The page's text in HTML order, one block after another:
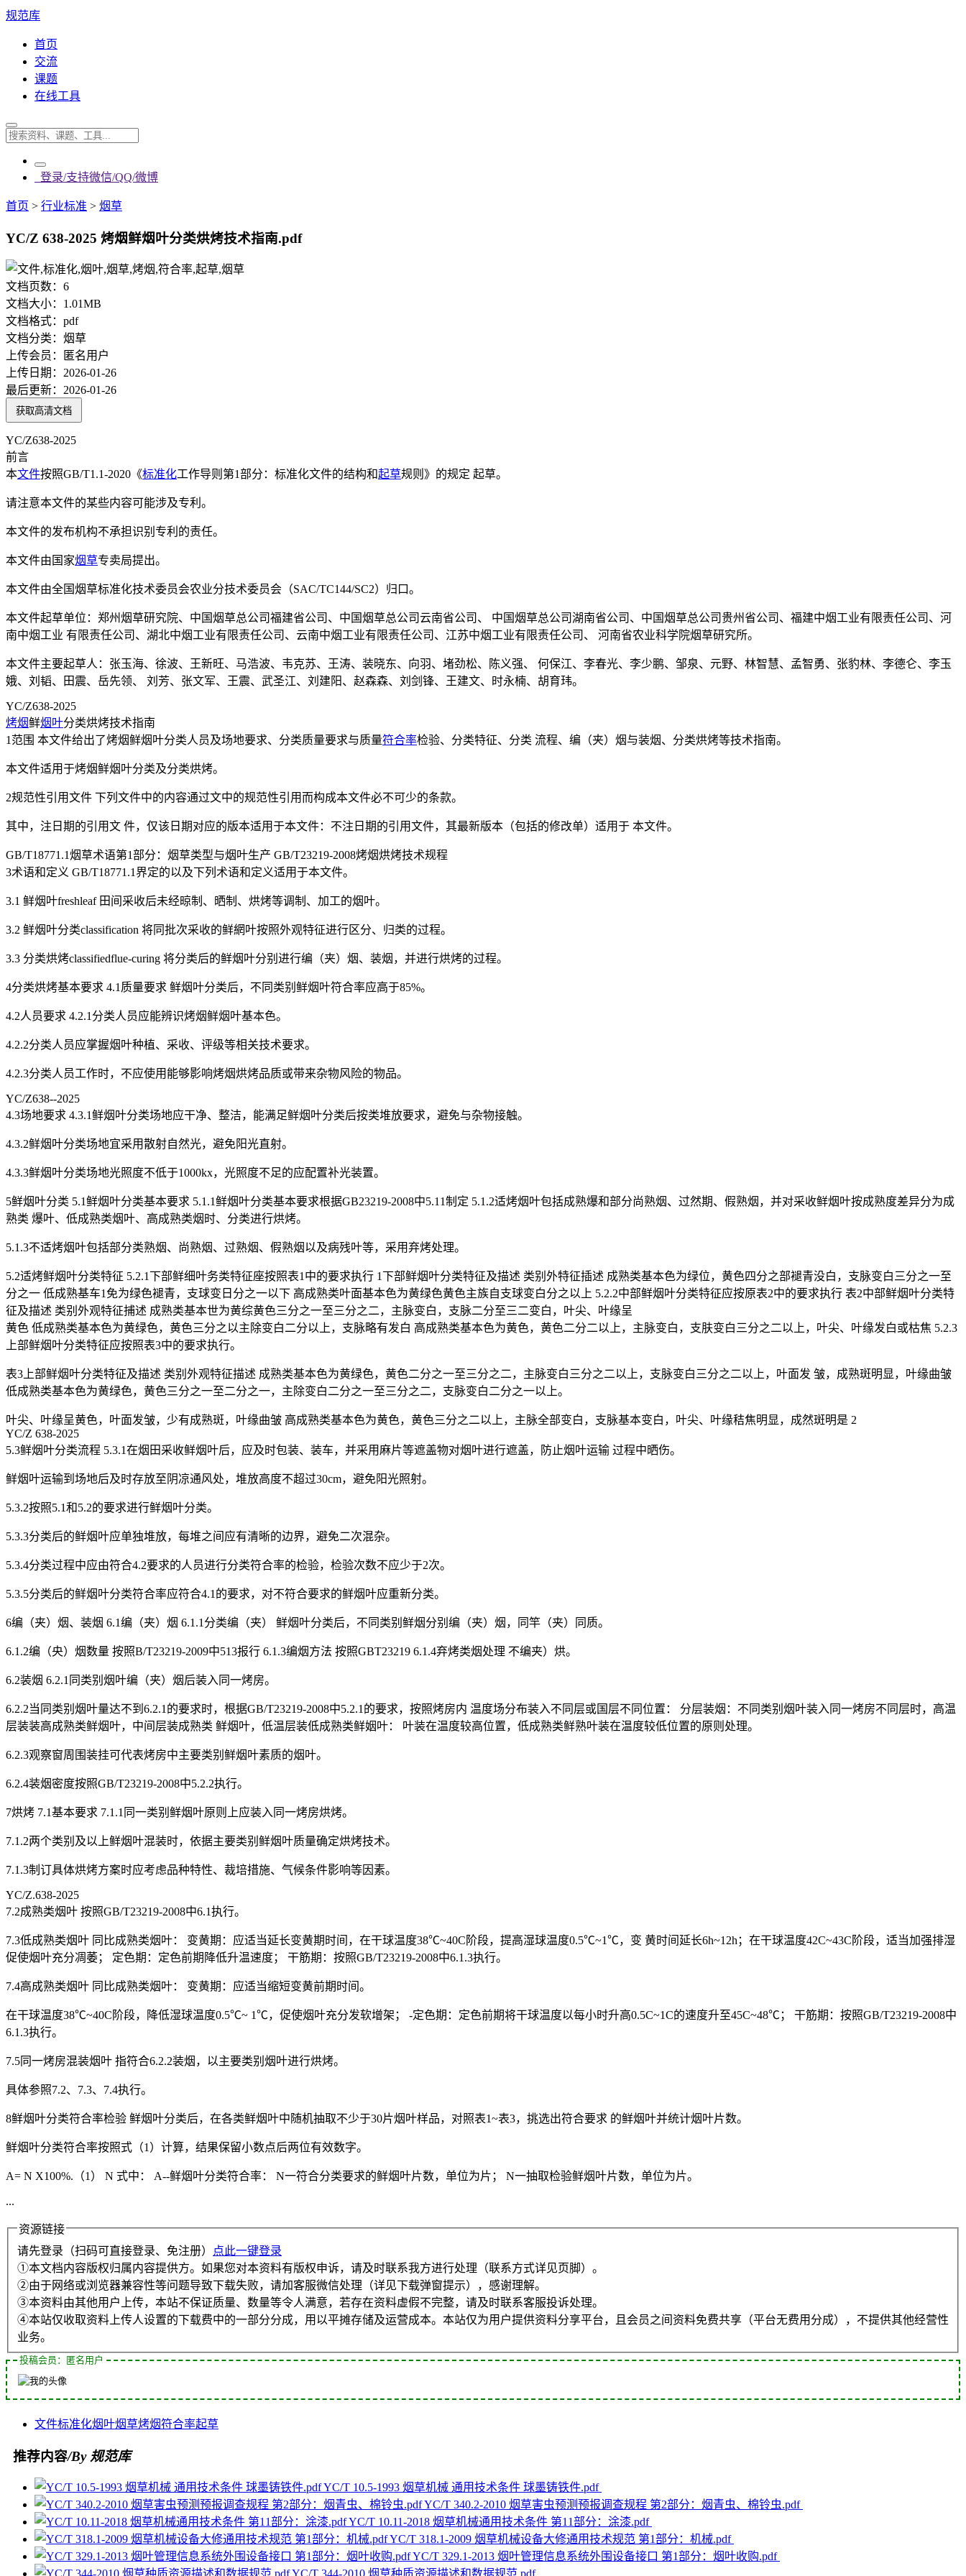
规范库
首页
交流
课题
在线工具
登录/支持微信/QQ/微博
首页 > 行业标准 > 烟草
YC/Z 638-2025 烤烟鲜烟叶分类烘烤技术指南.pdf
文档页数： 6
文档大小： 1.01MB
文档格式： pdf
文档分类： 烟草
上传会员：
匿名用户
上传日期： 2026-01-26
最后更新： 2026-01-26
获取高清文档
YC/Z638-2025
前言
本文件按照GB/T1.1-2020《标准化工作导则第1部分：标准化文件的结构和起草规则》的规定 起草。
请注意本文件的某些内容可能涉及专利。
本文件的发布机构不承担识别专利的责任。
本文件由国家烟草专卖局提出。
本文件由全国烟草标准化技术委员会农业分技术委员会（SAC/TC144/SC2）归口。
本文件起草单位：郑州烟草研究院、中国烟草总公司福建省公司、中国烟草总公司云南省公司、 中国烟草总公司湖南省公司、中国烟草总公司贵州省公司、福建中烟工业有限责任公司、河
南中烟工业 有限责任公司、湖北中烟工业有限责任公司、云南中烟工业有限责任公司、江苏中烟工业有限责任公司、 河南省农业科学院烟草研究所。
本文件主要起草人：张玉海、徐波、王新旺、马浩波、韦克苏、王涛、装晓东、向羽、堵劲松、陈义强、 何保江、李春光、李少鹏、邹泉、元野、林智慧、孟智勇、张豹林、李德仑、李玉
娥、刘韬、田震、岳先领、 刘芳、张文军、王震、武圣江、刘建阳、赵森森、刘剑锋、王建文、时永楠、胡育玮。
YC/Z638-2025
烤烟鲜烟叶分类烘烤技术指南
1范围 本文件给出了烤烟鲜烟叶分类人员及场地要求、分类质量要求与质量符合率检验、分类特征、分类 流程、编（夹）烟与装烟、分类烘烤等技术指南。
本文件适用于烤烟鲜烟叶分类及分类烘烤。
2规范性引用文件 下列文件中的内容通过文中的规范性引用而构成本文件必不可少的条款。
其中，注日期的引用文 件，仅该日期对应的版本适用于本文件：不注日期的引用文件，其最新版本（包括的修改单）适用于 本文件。
GB/T18771.1烟草术语第1部分：烟草类型与烟叶生产 GB/T23219-2008烤烟烘烤技术规程
3术语和定义 GB/T18771.1界定的以及下列术语和定义适用于本文件。
3.1 鲜烟叶freshleaf 田间采收后未经晾制、晒制、烘烤等调制、加工的烟叶。
3.2 鲜烟叶分类classification 将同批次采收的鲜網叶按照外观特征进行区分、归类的过程。
3.3 分类烘烤classifiedflue-curing 将分类后的鲜烟叶分别进行编（夹）烟、装烟，并进行烘烤的过程。
4分类烘烤基本要求 4.1质量要求 鲜烟叶分类后，不同类别鲜烟叶符合率应高于85%。
4.2人员要求 4.2.1分类人员应能辨识烤烟鲜烟叶基本色。
4.2.2分类人员应掌握烟叶种植、采收、评级等相关技术要求。
4.2.3分类人员工作时，不应使用能够影响烤烟烘烤品质或带来杂物风险的物品。
YC/Z638--2025
4.3场地要求 4.3.1鲜烟叶分类场地应干净、整洁，能满足鲜烟叶分类后按类堆放要求，避免与杂物接触。
4.3.2鲜烟叶分类场地宜采用散射自然光，避免阳光直射。
4.3.3鲜烟叶分类场地光照度不低于1000kx，光照度不足的应配置补光装置。
5鲜烟叶分类 5.1鲜烟叶分类基本要求 5.1.1鲜烟叶分类基本要求根据GB23219-2008中5.11制定 5.1.2适烤烟叶包括成熟爆和部分尚熟烟、过然期、假熟烟，并对采收鲜烟叶按成熟度差异分为成
熟类 爆叶、低成熟类烟叶、高成熟类烟时、分类进行烘烤。
5.1.3不适烤烟叶包括部分类熟烟、尚熟烟、过熟烟、假熟烟以及病残叶等，采用弃烤处理。
5.2适烤鲜烟叶分类特征 5.2.1下部鲜细叶务类特征座按照表1中的要求执行 1下部鲜烟叶分类特征及描述 类别外特征插述 成熟类基本色为绿位，黄色四分之部褪青没白，支脉变白三分之一至
分之一 低成熟基车1免为绿色褪青，支球变日分之一以下 高成熟类叶面基本色为黄绿色黄色主族自支球变白分之以上 5.2.2中部鲜烟叶分类特征应按原表2中的要求执行 表2中部鲜烟叶分类特
征及描述 类别外观特征捕述 成熟类基本世为黄综黄色三分之一至三分之二，主脉变白，支脉二分至三二变白，叶尖、叶缘呈
黄色 低成熟类基本色为黄绿色，黄色三分之以主除变白二分以上，支脉略有发白 高成熟类基本色为黄色，黄色二分二以上，主脉变白，支肤变白三分之二以上，叶尖、叶缘发白或枯焦 5.2.3
上部鲜烟叶分类特征应按照表3中的要求执行。
表3上部鲜烟叶分类特征及描述 类别外观特征描述 成熟类基本色为黄绿色，黄色二分之一至三分之二，主脉变白三分之二以上，支脉变白三分之二以上，叶面发 皱，成熟斑明显，叶缘曲皱
低成熟类基本色为黄绿色，黄色三分之一至二分之一，主除变白二分之一至三分之二，支脉变白二分之一以上。
叶尖、叶缘呈黄色，叶面发皱，少有成熟斑，叶缘曲皱 高成熟类基本色为黄色，黄色三分之二以上，主脉全部变白，支脉基本变白，叶尖、叶缘秸焦明显，成然斑明是 2
YC/Z 638-2025
5.3鲜烟叶分类流程 5.3.1在烟田采收鲜烟叶后，应及时包装、装车，并采用麻片等遮盖物对烟叶进行遮盖，防止烟叶运输 过程中晒伤。
鲜烟叶运输到场地后及时存放至阴凉通风处，堆放高度不超过30cm，避免阳光照射。
5.3.2按照5.1和5.2的要求进行鲜烟叶分类。
5.3.3分类后的鲜烟叶应单独堆放，每堆之间应有清晰的边界，避免二次混杂。
5.3.4分类过程中应由符合4.2要求的人员进行分类符合率的检验，检验次数不应少于2次。
5.3.5分类后的鲜烟叶分类符合率应符合4.1的要求，对不符合要求的鲜烟叶应重新分类。
6编（夹）烟、装烟 6.1编（夹）烟 6.1.1分类编（夹） 鲜烟叶分类后，不同类别鲜烟分别编（夹）烟，同竿（夹）同质。
6.1.2编（央）烟数量 按照B/T23219-2009中513报行 6.1.3编烟方法 按照GBT23219 6.1.4弃烤类烟处理 不编夹）烘。
6.2装烟 6.2.1同类别烟叶编（夹）烟后装入同一烤房。
6.2.2当同类别烟叶量达不到6.2.1的要求时，根据GB/T23219-2008中5.2.1的要求，按照烤房内 温度场分布装入不同层或国层不同位置： 分层装烟：不同类别烟叶装入同一烤房不同层时，高温
层装装高成熟类鲜烟叶，中间层装成熟类 鲜烟叶，低温层装低成熟类鲜姻叶： 叶装在温度较高位置，低成熟类鲜熟叶装在温度较低位置的原则处理。
6.2.3观察窗周围装挂可代表烤房中主要类别鲜烟叶素质的烟叶。
6.2.4装烟密度按照GB/T23219-2008中5.2.2执行。
7烘烤 7.1基本要求 7.1.1同一类别鲜烟叶原则上应装入同一烤房烘烤。
7.1.2两个类别及以上鲜烟叶混装时，依据主要类别鲜烟叶质量确定烘烤技术。
7.1.3制订具体烘烤方案时应考虑品种特性、裁培措施、气候条件影响等因素。
YC/Z.638-2025
7.2成熟类烟叶 按照GB/T23219-2008中6.1执行。
7.3低成熟类烟叶 同比成熟类烟叶： 变黄期：应适当延长变黄期时间，在干球温度38℃~40C阶段，提高湿球温度0.5℃~1℃，变 黄时间延长6h~12h；在干球温度42C~43C阶段，适当加强排湿
促使烟叶充分凋萎； 定色期：定色前期降低升温速度； 干筋期：按照GB/T23219-2008中6.1.3执行。
7.4高成熟类烟叶 同比成熟类烟叶： 变黄期：应适当缩短变黄前期时间。
在干球温度38℃~40C阶段，降低湿球温度0.5℃~ 1℃，促使烟叶充分发软增架； -定色期：定色前期将干球温度以每小时升高0.5C~1C的速度升至45C~48℃； 干筋期：按照GB/T23219-2008中
6.1.3执行。
7.5同一烤房混装烟叶 指符合6.2.2装烟，以主要类别烟叶进行烘烤。
具体参照7.2、7.3、7.4执行。
8鲜烟叶分类符合率检验 鲜烟叶分类后，在各类鲜烟叶中随机抽取不少于30片烟叶样品，对照表1~表3，挑选出符合要求 的鲜烟叶并统计烟叶片数。
鲜烟叶分类符合率按照式（1）计算，结果保留小数点后两位有效数字。
A= N X100%.（1） N 式中： A--鲜烟叶分类符合率： N一符合分类要求的鲜烟叶片数，单位为片； N一抽取检验鲜烟叶片数，单位为片。
...
资源链接
请先登录（扫码可直接登录、免注册）
点此一键登录
①本文档内容版权归属内容提供方。如果您对本资料有版权申诉，请及时联系我方进行处理（联系方式详见页脚）。
②由于网络或浏览器兼容性等问题导致下载失败，请加客服微信处理（详见下载弹窗提示），感谢理解。
③本资料由其他用户上传，本站不保证质量、数量等令人满意，若存在资料虚假不完整，请及时联系客服投诉处理。
④本站仅收取资料上传人设置的下载费中的一部分分成，用以平摊存储及运营成本。本站仅为用户提供资料分享平台，且会员之间资料免费共享（平台无费用分成），不提供其他经营性
业务。
投稿会员：匿名用户
文件标准化烟叶烟草烤烟符合率起草
推荐内容/By 规范库
YC/T 10.5-1993 烟草机械 通用技术条件 球墨铸铁件.pdf
YC/T 340.2-2010 烟草害虫预测预报调查规程 第2部分：烟青虫、棉铃虫.pdf
YC/T 10.11-2018 烟草机械通用技术条件 第11部分：涂漆.pdf
YC/T 318.1-2009 烟草机械设备大修通用技术规范 第1部分：机械.pdf
YC/T 329.1-2013 烟叶管理信息系统外围设备接口 第1部分：烟叶收购.pdf